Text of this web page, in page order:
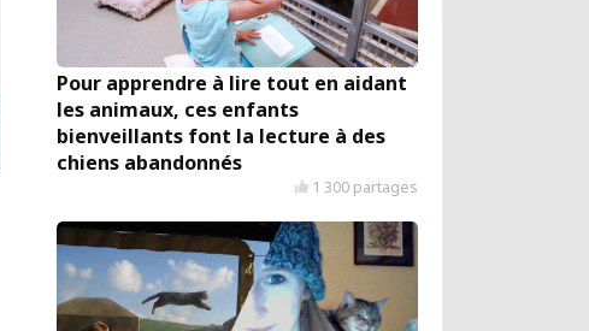
Pour apprendre à lire tout en aidant
les animaux, ces enfants
bienveillants font la lecture à des
chiens abandonnés
1 300 partages